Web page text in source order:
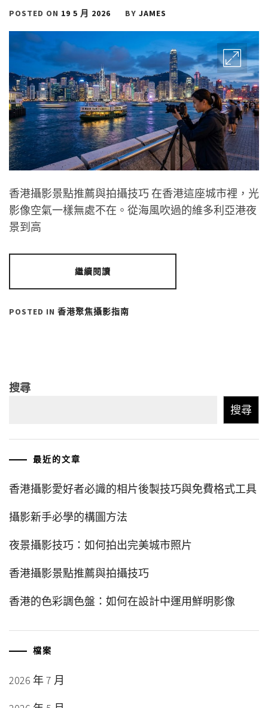
POSTED ON 19 5 月 2026 BY JAMES
香港攝影景點推薦與拍攝技巧 在香港這座城市裡，光
影像空氣一樣無處不在。從海風吹過的維多利亞港夜
景到高
繼續閱讀
POSTED IN 香港聚焦攝影指南
搜尋
搜尋
最近的文章
香港攝影愛好者必識的相片後製技巧與免費格式工具
攝影新手必學的構圖方法
夜景攝影技巧：如何拍出完美城市照片
香港攝影景點推薦與拍攝技巧
香港的色彩調色盤：如何在設計中運用鮮明影像
檔案
2026 年 7 月